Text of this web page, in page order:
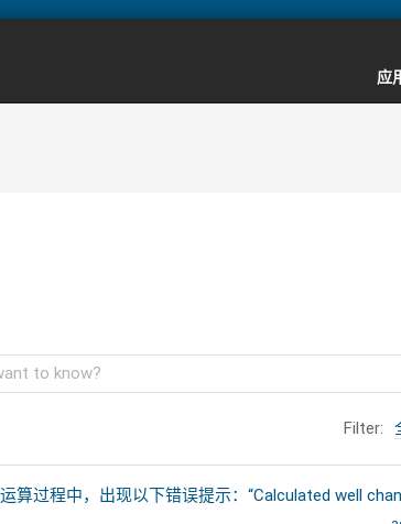
应
Filter:
算过程中，出现以下错误提示：“Calculated well